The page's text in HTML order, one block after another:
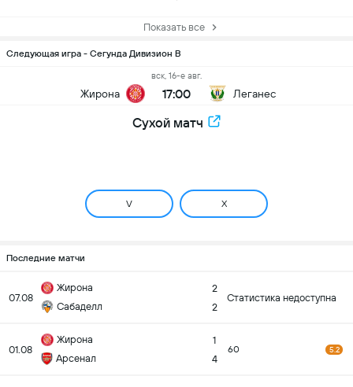
Показать все
Следующая игра - Сегунда Дивизион B
Жирона
вск, 16-е авг.
17:00 Леганес
Сухой матч
V X
Последние матчи
07.08
Жирона
Сабаделл
2
2
Статистика недоступна
01.08
Жирона
Арсенал
1
4
60 5.2